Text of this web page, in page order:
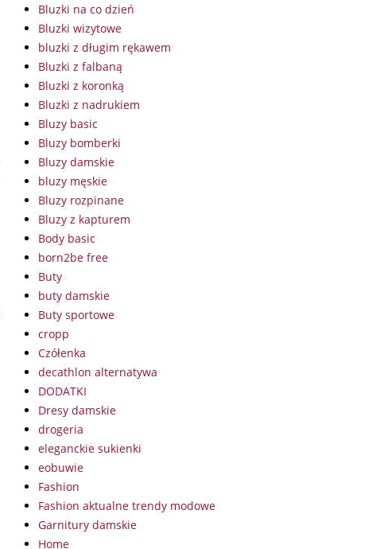
Bluzki na co dzień
Bluzki wizytowe
bluzki z długim rękawem
Bluzki z falbaną
Bluzki z koronką
Bluzki z nadrukiem
Bluzy basic
Bluzy bomberki
Bluzy damskie
bluzy męskie
Bluzy rozpinane
Bluzy z kapturem
Body basic
born2be free
Buty
buty damskie
Buty sportowe
cropp
Czółenka
decathlon alternatywa
DODATKI
Dresy damskie
drogeria
eleganckie sukienki
eobuwie
Fashion
Fashion aktualne trendy modowe
Garnitury damskie
Home